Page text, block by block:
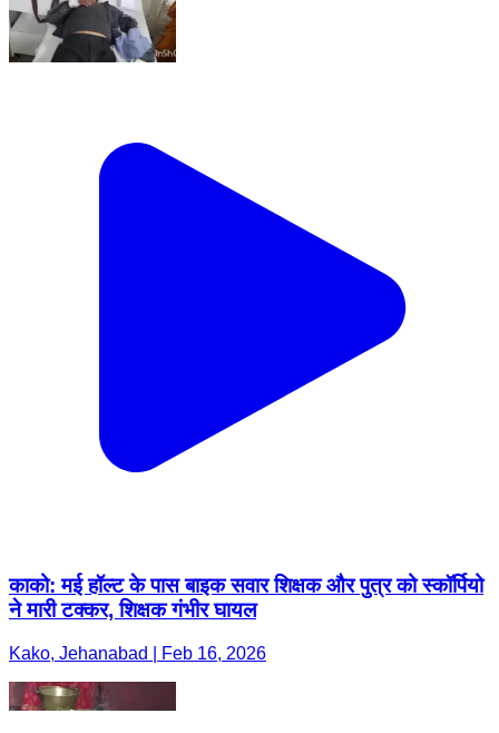
काको: मई हॉल्ट के पास बाइक सवार शिक्षक और पुत्र को स्कॉर्पियो
ने मारी टक्कर, शिक्षक गंभीर घायल
Kako, Jehanabad | Feb 16, 2026